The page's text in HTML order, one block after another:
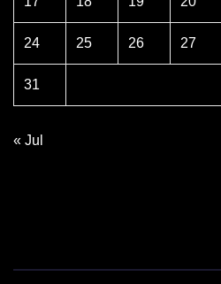
24 25 26 27
31
« Jul